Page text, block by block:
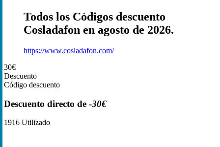
Todos los Códigos descuento
Cosladafon en agosto de 2026.
https://www.cosladafon.com/
30€
Descuento
Código descuento
Descuento directo de -30€
1916 Utilizado